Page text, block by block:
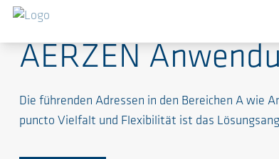
AERZEN
Die führenden Adressen in den Bereichen A wie
puncto Vielfalt und Flexibilität ist das